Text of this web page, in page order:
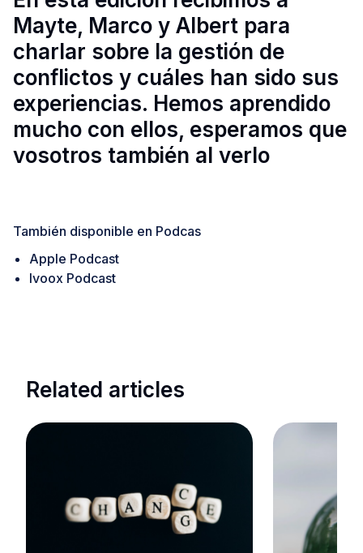
Mayte, Marco y Albert para
charlar sobre la gestión de
conflictos y cuáles han sido sus
experiencias. Hemos aprendido
mucho con ellos, esperamos que
vosotros también al verlo
También disponible en Podcas
Apple Podcast
Ivoox Podcast
Related articles